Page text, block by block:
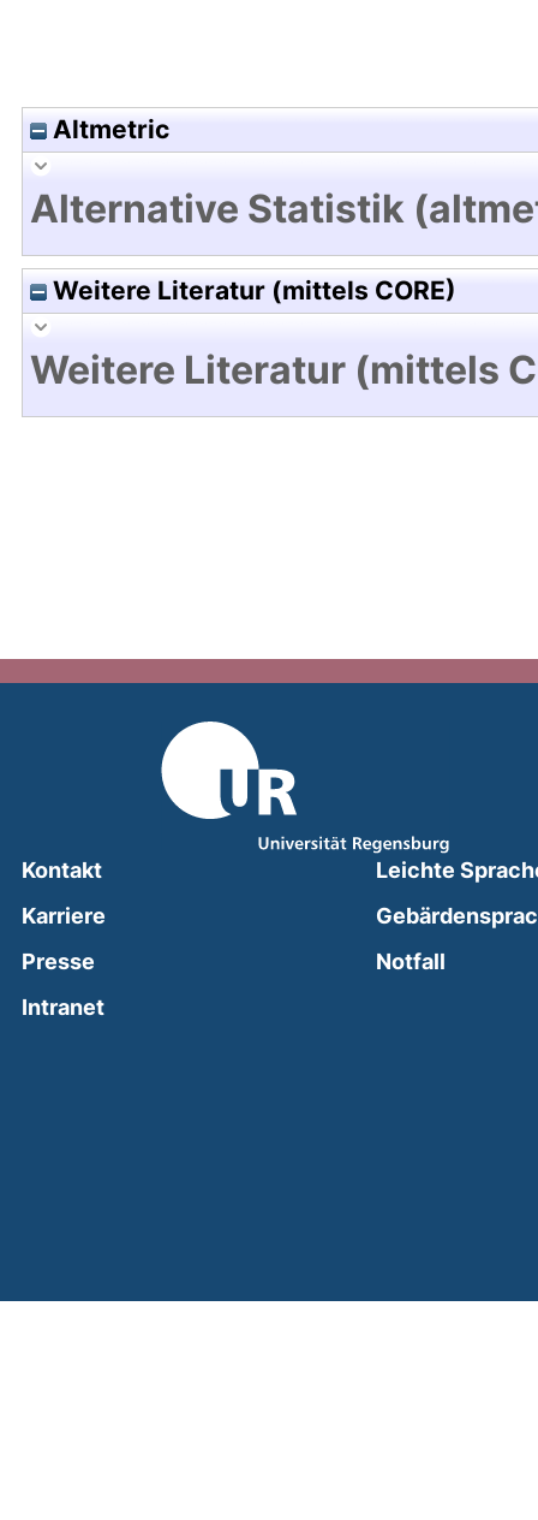
Altmetric
Alternative Statistik
Weitere Literatur (mittels CORE)
Weitere Literatur (mittels
Kontakt
Karriere
Presse
Intranet(external link, opens in a new window)
Leichte
Notfall